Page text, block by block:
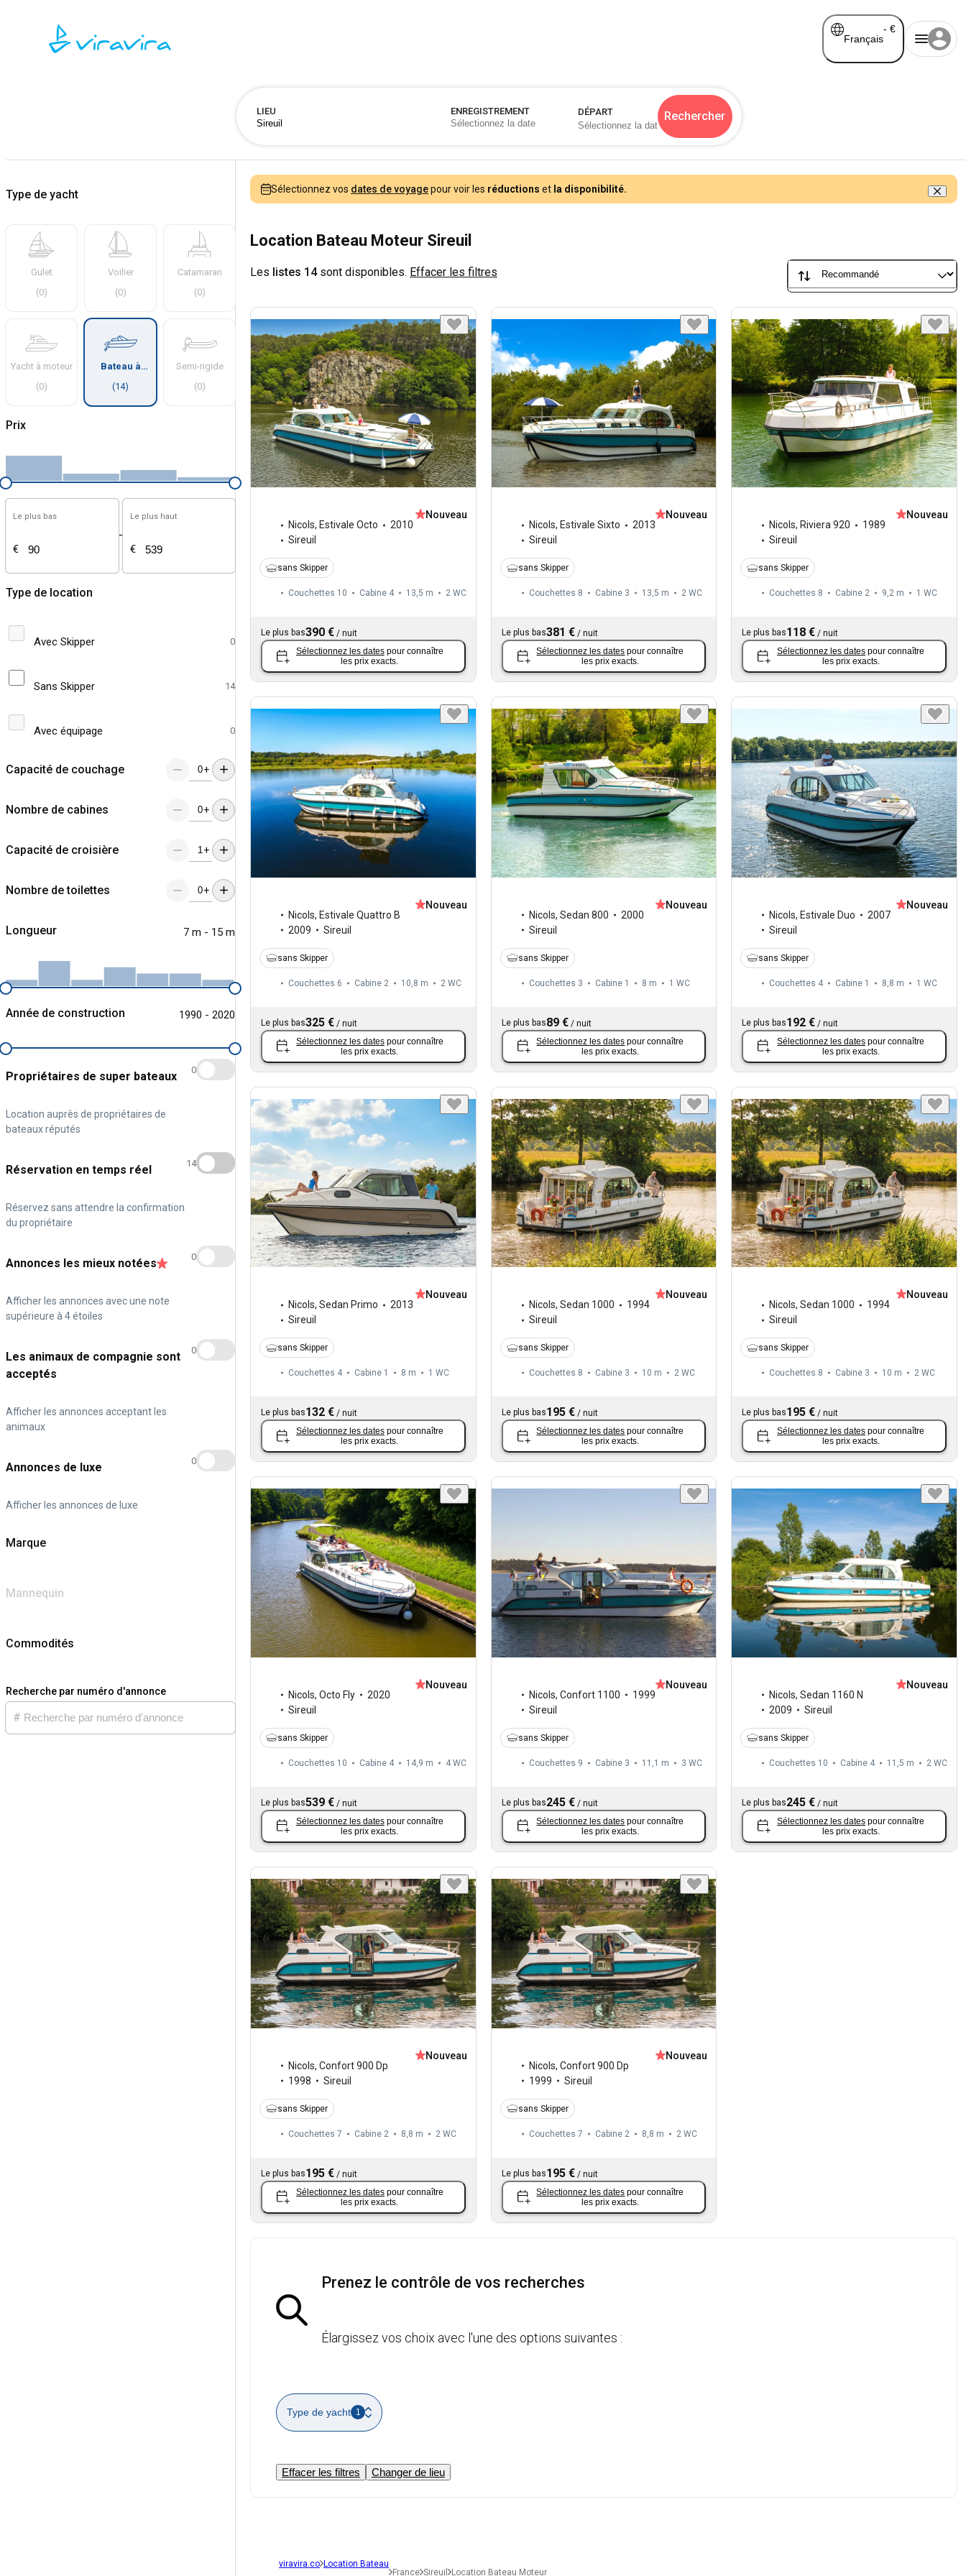
Français
- €
LIEU ENREGISTREMENT DÉPART Rechercher
Type de yacht
Gulet
(0)
Voilier
(0)
Catamaran
(0)
Yacht à moteur
(0)
Bateau à
(14)
Semi-rigide
(0)
Prix
Le plus bas
€
-
Le plus haut
€
Type de location
Avec Skipper 0
Sans Skipper 14
Avec équipage 0
Capacité de couchage +
Nombre de cabines +
Capacité de croisière +
Nombre de toilettes +
Longueur 7 m - 15 m
Année de construction 1990 - 2020
Propriétaires de super bateaux
Location auprès de propriétaires de
bateaux réputés
0
Réservation en temps réel
Réservez sans attendre la confirmation
du propriétaire
14
Annonces les mieux notées
Afficher les annonces avec une note
supérieure à 4 étoiles
0
Les animaux de compagnie sont
acceptés
Afficher les annonces acceptant les
animaux
0
Annonces de luxe
Afficher les annonces de luxe
0
Marque
Mannequin
Commodités
Recherche par numéro d'annonce
Sélectionnez vos dates de voyagepour voir les réductions et la disponibilité.
Location Bateau Moteur Sireuil
Les listes 14sont disponibles. Effacer les filtres
Nicols, Estivale Octo
2010
Sireuil
Nouveau
sans Skipper
Couchettes 10 Cabine 4 13,5 m 2 WC
Le plus bas390 € / nuit
Sélectionnez les dates pour connaître
les prix exacts.
Nicols, Estivale Sixto
2013
Sireuil
Nouveau
sans Skipper
Couchettes 8 Cabine 3 13,5 m 2 WC
Le plus bas381 €/ nuit
Sélectionnez les dates pour connaître
les prix exacts.
Nicols, Riviera 920
1989
Sireuil
Nouveau
sans Skipper
Couchettes 8 Cabine 2 9,2 m 1 WC
Le plus bas118 € /nuit
Sélectionnez les dates pour connaître
les prix exacts.
Nicols, Estivale Quattro B
2009
Sireuil
Nouveau
sans Skipper
Couchettes 6 Cabine 2 10,8 m 2 WC
Le plus bas325 € / nuit
Sélectionnez les dates pour connaître
les prix exacts.
Nicols, Sedan 800
2000
Sireuil
Nouveau
sans Skipper
Couchettes 3 Cabine 1 8 m 1 WC
Le plus bas89 €/ nuit
Sélectionnez les dates pour connaître
les prix exacts.
Nicols, Estivale Duo
2007
Sireuil
Nouveau
sans Skipper
Couchettes 4 Cabine 1 8,8 m 1 WC
Le plus bas192 € /nuit
Sélectionnez les dates pour connaître
les prix exacts.
Nicols, Sedan Primo
2013
Sireuil
Nouveau
sans Skipper
Couchettes 4 Cabine 1 8 m 1 WC
Le plus bas132 € / nuit
Sélectionnez les dates pour connaître
les prix exacts.
Nicols, Sedan 1000
1994
Sireuil
Nouveau
sans Skipper
Couchettes 8 Cabine 3 10 m 2 WC
Le plus bas195 €/ nuit
Sélectionnez les dates pour connaître
les prix exacts.
Nicols,Sedan 1000
1994
Sireuil
Nouveau
sans Skipper
Couchettes 8 Cabine 3 10 m 2 WC
Le plus bas195 € /nuit
Sélectionnez les dates pour connaître
les prix exacts.
Nicols, Octo Fly
2020
Sireuil
Nouveau
sans Skipper
Couchettes 10 Cabine 4 14,9 m 4 WC
Le plus bas539 € / nuit
Sélectionnez les dates pour connaître
les prix exacts.
Nicols, Confort 1100
1999
Sireuil
Nouveau
sans Skipper
Couchettes 9 Cabine 3 11,1 m 3 WC
Le plus bas245 €/ nuit
Sélectionnez les dates pour connaître
les prix exacts.
Nicols,Sedan 1160 N
2009
Sireuil
Nouveau
sans Skipper
Couchettes 10 Cabine 4 11,5 m 2 WC
Le plus bas245 € /nuit
Sélectionnez les dates pour connaître
les prix exacts.
Nicols, Confort 900 Dp
1998
Sireuil
Nouveau
sans Skipper
Couchettes 7 Cabine 2 8,8 m 2 WC
Le plus bas195 € / nuit
Sélectionnez les dates pour connaître
les prix exacts.
Nicols, Confort 900 Dp
1999
Sireuil
Nouveau
sans Skipper
Couchettes 7 Cabine 2 8,8 m 2 WC
Le plus bas195 €/ nuit
Sélectionnez les dates pour connaître
les prix exacts.
Prenez le contrôle de vos recherches
Élargissez vos choix avec l'une des options suivantes :
Type de yacht 1
Effacer les filtres Changer de lieu
viravira.co Location Bateau
France Sireuil Location Bateau Moteur